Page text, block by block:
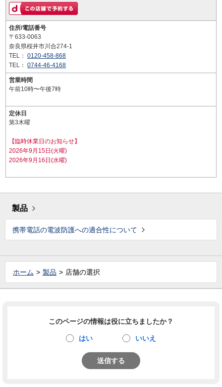
住所/電話番号
〒633-0063
奈良県桜井市川合274-1
TEL： 0120-458-868
TEL： 0744-46-4168
営業時間
午前10時〜午後7時
定休日
第3木曜
【臨時休業日のお知らせ】
2026年9月15日(火曜)
2026年9月16日(水曜)
製品
携帯電話の電波防護への適合性について
ホーム 製品 店舗の選択
このページの情報は役に立ちましたか？
はい いいえ
送信する